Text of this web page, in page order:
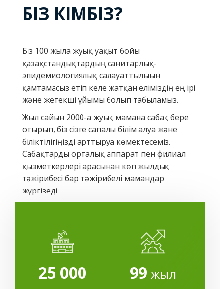
БІЗ КІМБІЗ?
Біз 100 жылға жуық уақыт бойы
қазақстандықтардың санитарлық-
эпидемиологиялық салауаттылығын
қамтамасыз етіп келе жатқан еліміздің ең ірі
және жетекші ұйымы болып табыламыз.
Жыл сайын 2000-ға жуық маманға сабақ бере
отырып, біз сізге сапалы білім алуға және
біліктілігіңізді арттыруға көмектесеміз.
Сабақтарды орталық аппарат пен филиал
қызметкерлері арасынан көп жылдық
тәжірибесі бар тәжірибелі мамандар
жүргізеді
25 000 99 жыл